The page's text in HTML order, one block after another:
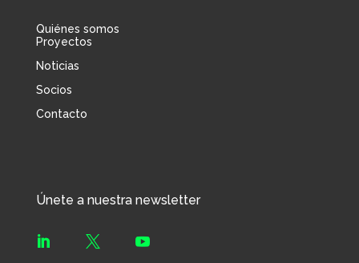
Quiénes somos
Proyectos
Noticias
Socios
Contacto
Únete a nuestra newsletter
  